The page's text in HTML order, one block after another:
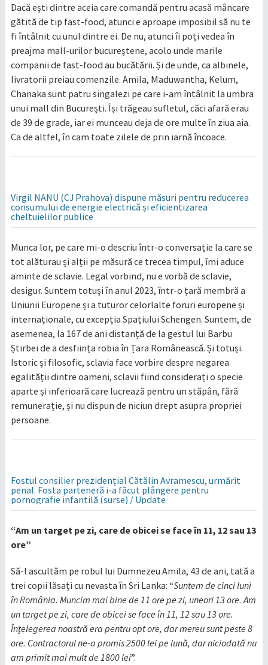
Dacă ești dintre aceia care comandă pentru acasă mâncare
gătită de tip fast-food, atunci e aproape imposibil să nu te
fi întâlnit cu unul dintre ei. De nu, atunci îi poți vedea în
preajma mall-urilor bucureștene, acolo unde marile
companii de fast-food au bucătării. Și de unde, ca albinele,
livratorii preiau comenzile. Amila, Maduwantha, Kelum,
Chanaka sunt patru singalezi pe care i-am întâlnit la umbra
unui mall din București. Își trăgeau sufletul, căci afară erau
de 39 de grade, iar ei munceau deja de ore multe în ziua aia.
Ca de altfel, în cam toate zilele de prin iarnă încoace.
Virgil NANU (CJ Prahova) dispune măsuri pentru reducerea
consumului de energie electrică și eficientizarea
cheltuielilor publice
Munca lor, pe care mi-o descriu într-o conversație la care se
tot alăturau și alții pe măsură ce trecea timpul, îmi aduce
aminte de sclavie. Legal vorbind, nu e vorbă de sclavie,
desigur. Suntem totuși în anul 2023, într-o țară membră a
Uniunii Europene și a tuturor celorlalte foruri europene și
internaționale, cu excepția Spațiului Schengen. Suntem, de
asemenea, la 167 de ani distanță de la gestul lui Barbu
Știrbei de a desființa robia în Țara Românească. Și totuși.
Istoric și filosofic, sclavia face vorbire despre negarea
egalității dintre oameni, sclavii fiind considerați o specie
aparte și inferioară care lucrează pentru un stăpân, fără
remunerație, și nu dispun de niciun drept asupra propriei
persoane.
Fostul consilier prezidențial Cătălin Avramescu, urmărit
penal. Fosta parteneră i-a făcut plângere pentru
pornografie infantilă (surse) / Update
“Am un target pe zi, care de obicei se face în 11, 12 sau 13
ore”
Să-l ascultăm pe robul lui Dumnezeu Amila, 43 de ani, tată a
trei copii lăsați cu nevasta în Sri Lanka: “Suntem de cinci luni
în România. Muncim mai bine de 11 ore pe zi, uneori 13 ore. Am
un target pe zi, care de obicei se face în 11, 12 sau 13 ore.
Înțelegerea noastră era pentru opt ore, dar mereu sunt peste 8
ore. Contractorul ne-a promis 2500 lei pe lună, dar niciodată nu
am primit mai mult de 1800 lei”.